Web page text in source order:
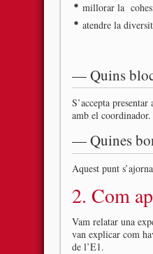
millorar la
atendre la
— Quins
S’accepta
amb el coordinador.
— Quines
Aquest punt
2. Com
Vam relatar una
van explicar com
de l’E1.